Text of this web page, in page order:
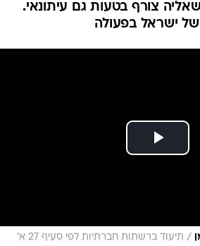
צורף בטעות גם עיתונאי.
ישראל בפעולה
/
תיעוד ברשתות חברתיות לפי סעיף 27 א'